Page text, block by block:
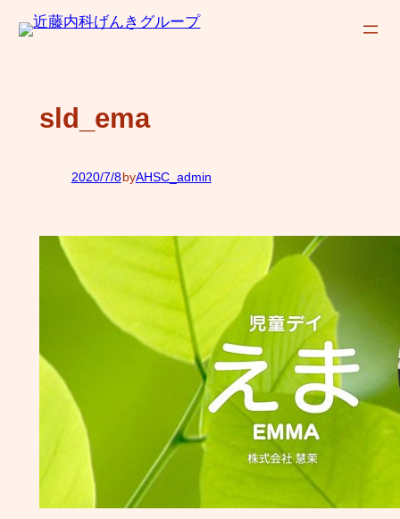
内
sld_ema
2020/7/8byAHSC_admin